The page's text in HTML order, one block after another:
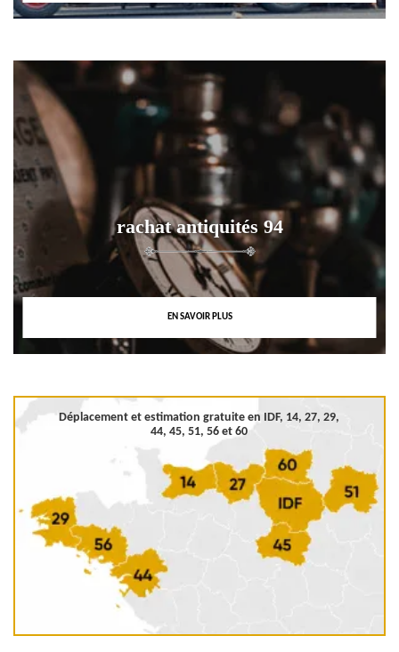
rachat antiquités 94
EN SAVOIR PLUS
Déplacement et estimation gratuite en IDF, 14, 27, 29,
44, 45, 51, 56 et 60